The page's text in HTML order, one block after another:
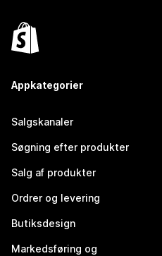
Appkategorier
Salgskanaler
Søgning efter produkter
Salg af produkter
Ordrer og levering
Butiksdesign
Markedsføring og